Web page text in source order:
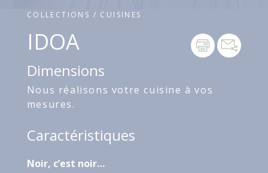
COLLECTIONS / CUISINES
IDOA
Dimensions
Nous réalisons votre cuisine à vos
mesures.
Caractéristiques
Noir, c’est noir…